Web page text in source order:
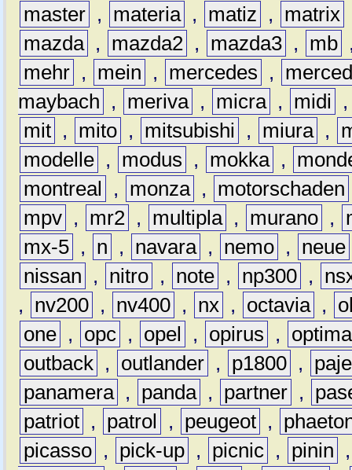
master , materia , matiz , matrix
mazda , mazda2 , mazda3 , mb
mehr , mein , mercedes ,
maybach
, meriva , micra , midi
mit , mito , mitsubishi , miura ,
modelle , modus , mokka ,
montreal
, monza , motorschaden
mpv , mr2 , multipla , murano ,
mx-5 , n , navara , nemo , neue
nissan
, nitro , note , np300 ,
,
nv200 , nv400 , nx , octavia ,
one , opc , opel , opirus ,
optima
outback , outlander , p1800 ,
panamera , panda , partner ,
patriot , patrol , peugeot ,
picasso , pick-up , picnic , pinin